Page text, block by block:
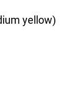
yellow)